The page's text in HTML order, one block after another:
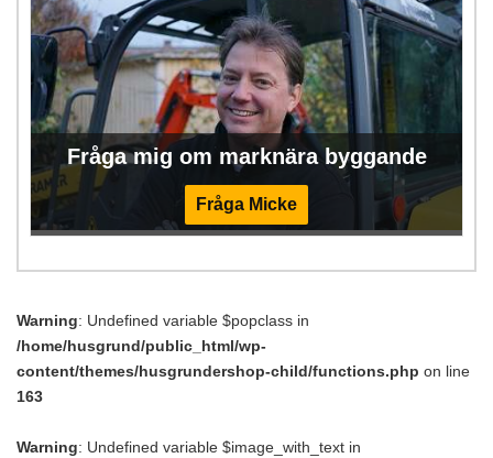
Fråga mig om marknära byggande
Fråga Micke
Warning: Undefined variable $popclass in
/home/husgrund/public_html/wp-
content/themes/husgrundershop-child/functions.php on line
163
Warning: Undefined variable $image_with_text in